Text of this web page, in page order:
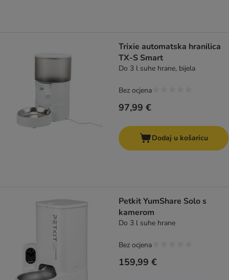
Trixie automatska hranilica
TX-S Smart
Do 3 l suhe hrane, bijela
97,99 €
Bez ocjena
Dodaj u košaricu
Petkit YumShare Solo s
kamerom
Do 3 l suhe hrane
159,99 €
Bez ocjena